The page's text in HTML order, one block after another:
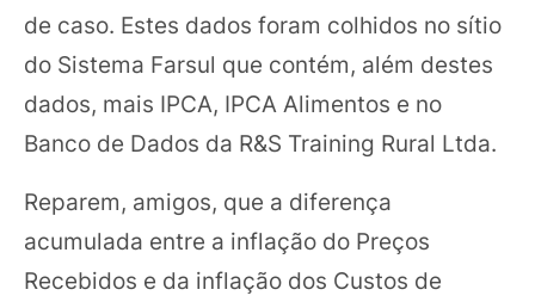
de caso. Estes dados foram colhidos no sítio
do Sistema Farsul que contém, além destes
dados, mais IPCA, IPCA Alimentos e no
Banco de Dados da R&S Training Rural Ltda.
Reparem, amigos, que a diferença
acumulada entre a inflação do Preços
Recebidos e da inflação dos Custos de